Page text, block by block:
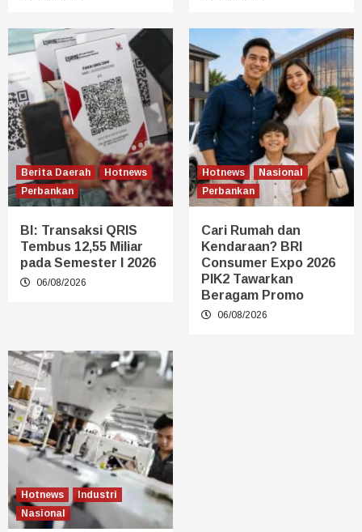
Berita Daerah
Hotnews
Perbankan
BI: Transaksi QRIS
Tembus 12,55 Miliar
pada Semester I 2026
06/08/2026
Hotnews
Nasional
Perbankan
Cari Rumah dan
Kendaraan? BRI
Consumer Expo 2026
PIK2 Tawarkan
Beragam Promo
06/08/2026
Hotnews
Industri
Nasional